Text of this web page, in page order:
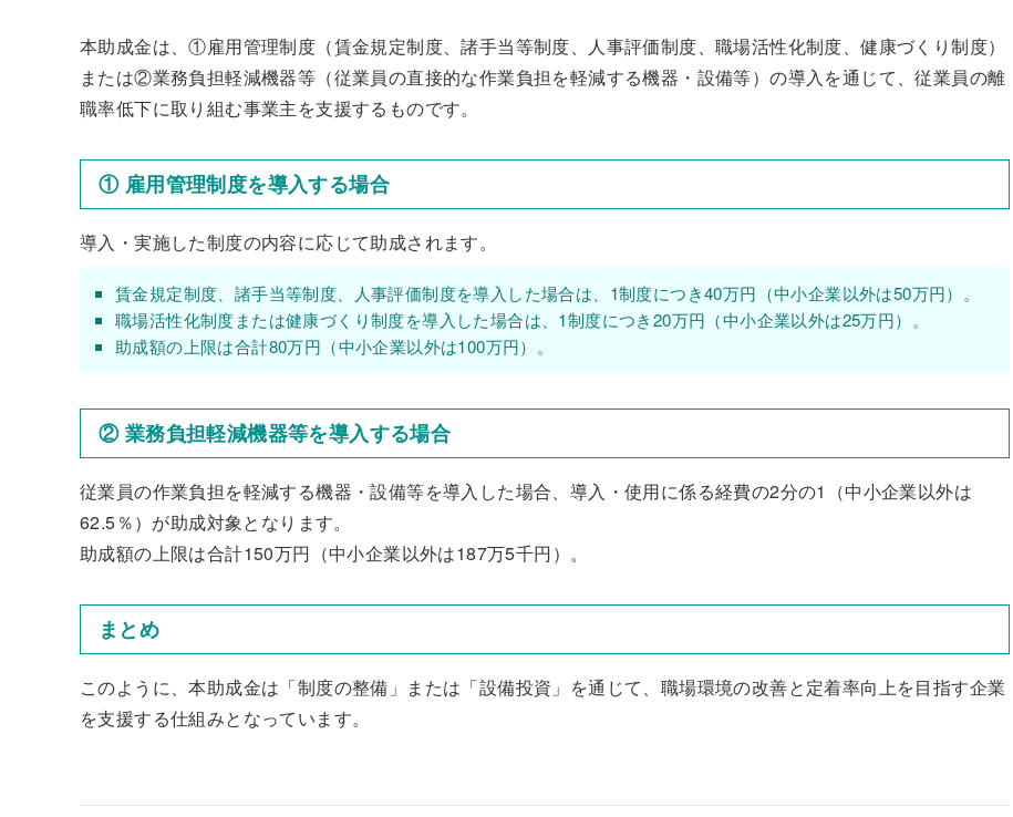
本助成金は、①雇用管理制度（賃金規定制度、諸手当等制度、人事評価制度、職場活性化制度、健康づくり制度）
または②業務負担軽減機器等（従業員の直接的な作業負担を軽減する機器・設備等）の導入を通じて、従業員の離
職率低下に取り組む事業主を支援するものです。
① 雇用管理制度を導入する場合
導入・実施した制度の内容に応じて助成されます。
賃金規定制度、諸手当等制度、人事評価制度を導入した場合は、1制度につき40万円（中小企業以外は50万円）。
職場活性化制度または健康づくり制度を導入した場合は、1制度につき20万円（中小企業以外は25万円）。
助成額の上限は合計80万円（中小企業以外は100万円）。
② 業務負担軽減機器等を導入する場合
従業員の作業負担を軽減する機器・設備等を導入した場合、導入・使用に係る経費の2分の1（中小企業以外は
62.5％）が助成対象となります。
助成額の上限は合計150万円（中小企業以外は187万5千円）。
まとめ
このように、本助成金は「制度の整備」または「設備投資」を通じて、職場環境の改善と定着率向上を目指す企業
を支援する仕組みとなっています。